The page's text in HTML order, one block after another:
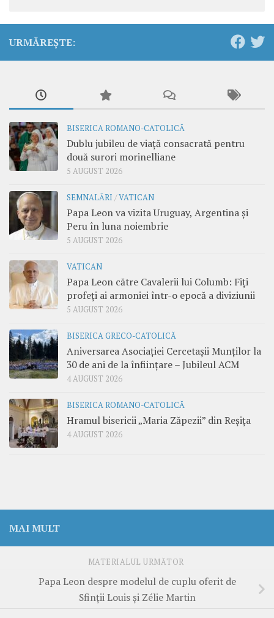
URMĂREȘTE:
BISERICA ROMANO-CATOLICĂ
Dublu jubileu de viață consacrată pentru
două surori morinelliane
5 AUGUST 2026
SEMNALĂRI /VATICAN
Papa Leon va vizita Uruguay, Argentina și
Peru în luna noiembrie
5 AUGUST 2026
VATICAN
Papa Leon către Cavalerii lui Columb: Fiți
profeți ai armoniei într-o epocă a diviziunii
5 AUGUST 2026
BISERICA GRECO-CATOLICĂ
Aniversarea Asociației Cercetașii Munților la
30 de ani de la înființare – Jubileul ACM
4 AUGUST 2026
BISERICA ROMANO-CATOLICĂ
Hramul bisericii „Maria Zăpezii” din Reșița
4 AUGUST 2026
MAI MULT
MATERIALUL URMĂTOR
Papa Leon despre modelul de cuplu oferit de
Sfinții Louis și Zélie Martin